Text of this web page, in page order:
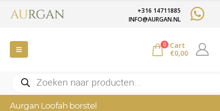
+316 14711885
INFO@AURGAN.NL
0
Cart
€0,00
Producten
zoeken
Aurgan Loofah borstel